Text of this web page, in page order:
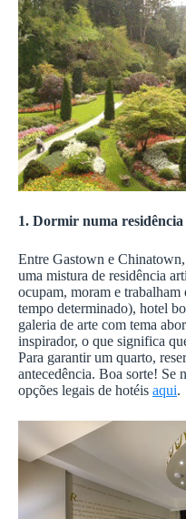
1. Dormir numa
Entre Gastown e
uma mistura de residência
ocupam, moram e trabalham
tempo determinado), hotel
galeria de arte com tema
inspirador, o que significa
Para garantir um quarto,
antecedência. Boa sorte! Se
opções legais de hotéis aqui.